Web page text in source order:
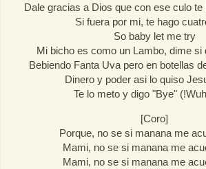
Dale gracias a Dios que con ese culo te
Si fuera por mi, te hago
So baby let me try
Mi bicho es como un Lambo, dime si
Bebiendo Fanta Uva pero en botellas
Dinero y poder asi lo quiso
Te lo meto y digo "Bye"
[Coro]
Porque, no se si manana me
Mami, no se si manana me
Mami, no se si manana me